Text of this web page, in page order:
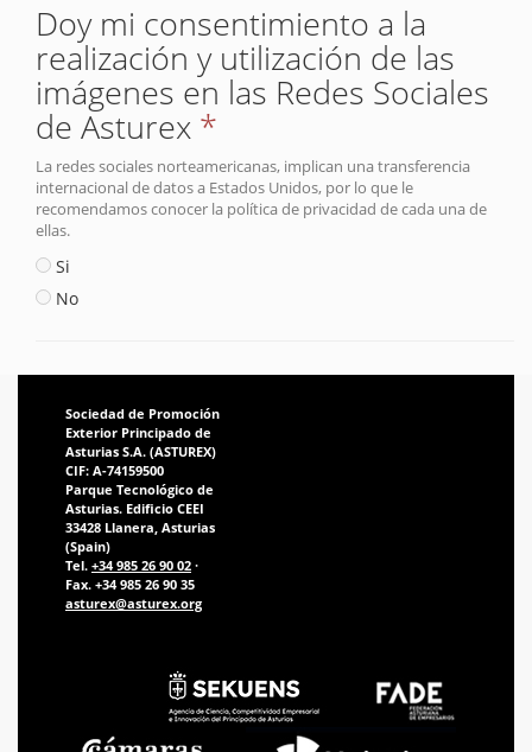
Doy mi consentimiento a la
realización y utilización de las
imágenes en las Redes Sociales
de Asturex *
La redes sociales norteamericanas, implican una transferencia
internacional de datos a Estados Unidos, por lo que le
recomendamos conocer la política de privacidad de cada una de
ellas.
Si
No
Sociedad de Promoción
Exterior Principado de
Asturias S.A. (ASTUREX)
CIF: A-74159500
Parque Tecnológico de
Asturias. Edificio CEEI
33428 Llanera, Asturias
(Spain)
Tel. +34 985 26 90 02 ·
Fax. +34 985 26 90 35
asturex@asturex.org